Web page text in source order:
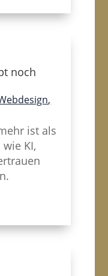
noch
,
ist als
KI,